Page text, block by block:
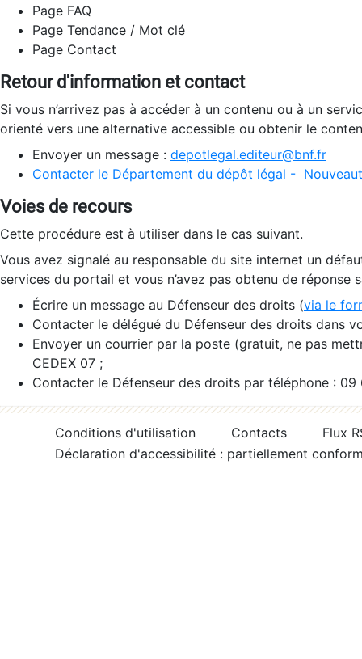
Page FAQ
Page Tendance / Mot clé
Page Contact
Retour d'information et contact
Si vous n’arrivez pas à accéder à un contenu ou à un
orienté vers une alternative accessible ou obtenir le
Envoyer un message : depotlegal.editeur@bnf.fr
Contacter le Département du dépôt légal -
Voies de recours
Cette procédure est à utiliser dans le cas suivant.
Vous avez signalé au responsable du site internet un
services du portail et vous n’avez pas obtenu de réponse
Écrire un message au Défenseur des droits (via le
Contacter le délégué du Défenseur des droits dans
Envoyer un courrier par la poste (gratuit, ne pas
CEDEX 07 ;
Contacter le Défenseur des droits par téléphone :
Conditions d'utilisation Contacts
Flux
Déclaration d'accessibilité : partiellement